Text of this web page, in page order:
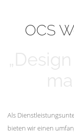
OCS
Als
bieten wir einen